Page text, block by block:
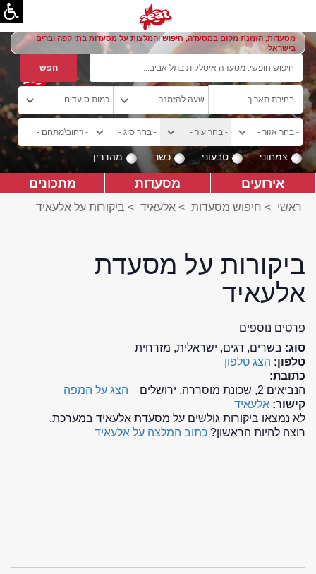
מסעדות, הזמנת מקום במסעדה, חיפוש והמלצות על מסעדות בתי קפה וברים
בישראל
צמחוני טבעוני כשר מהדרין
אירועים מסעדות מתכונים
ראשי > חיפוש מסעדות > אלעאיד > ביקורות על אלעאיד
ביקורות על מסעדת
אלעאיד
פרטים נוספים
סוג: בשרים, דגים, ישראלית, מזרחית
טלפון: הצג טלפון
כתובת:
הנביאים 2, שכונת מוסררה, ירושלים
הצג על המפה
קישור: אלעאיד
לא נמצאו ביקורות גולשים על מסעדת אלעאיד במערכת.
רוצה להיות הראשון? כתוב המלצה על אלעאיד